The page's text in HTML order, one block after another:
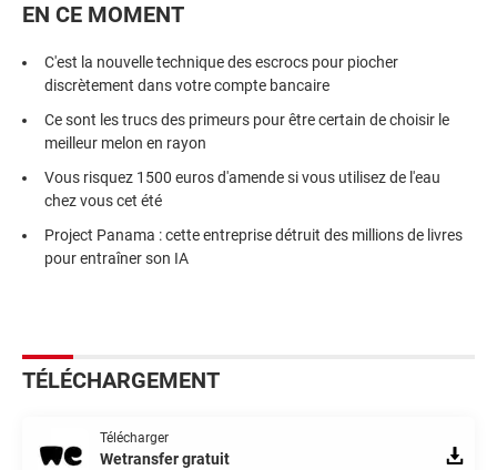
EN CE MOMENT
C'est la nouvelle technique des escrocs pour piocher
discrètement dans votre compte bancaire
Ce sont les trucs des primeurs pour être certain de choisir le
meilleur melon en rayon
Vous risquez 1500 euros d'amende si vous utilisez de l'eau
chez vous cet été
Project Panama : cette entreprise détruit des millions de livres
pour entraîner son IA
TÉLÉCHARGEMENT
Télécharger
Wetransfer gratuit